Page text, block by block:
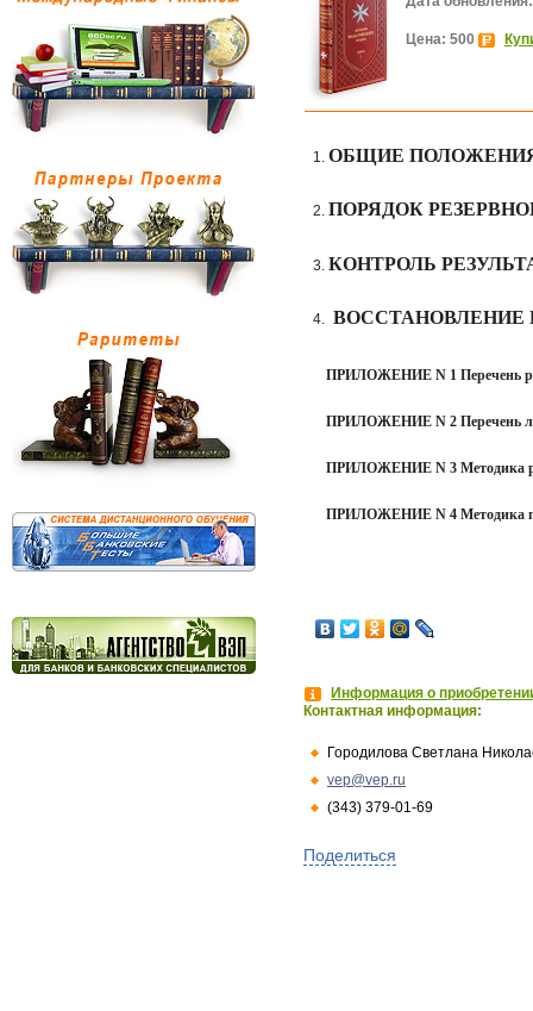
Цена: 500
ОБЩИЕ
ПОРЯДОК
КОНТРОЛЬ
ВОССТАНОВЛЕНИЕ
ПРИЛОЖЕНИЕ N 1 Перечень
ПРИЛОЖЕНИЕ N 2 Перечень
ПРИЛОЖЕНИЕ N 3 Методика
ПРИЛОЖЕНИЕ N 4 Методика
Информация о
Контактная информация:
Городилова Светлана
vep@vep.ru
(343) 379-01-69
Поделиться